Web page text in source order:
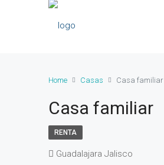
Home Casas Casa familiar
Casa familiar
RENTA
Guadalajara Jalisco